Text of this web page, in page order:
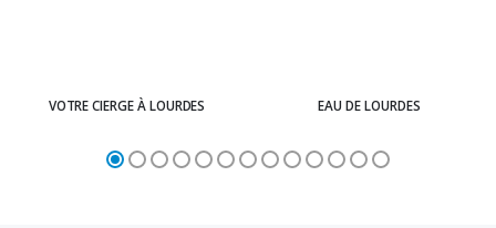
VOTRE CIERGE À LOURDES EAU DE LOURDES